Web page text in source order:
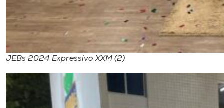
JEBs 2024 Expressivo XXM (2)